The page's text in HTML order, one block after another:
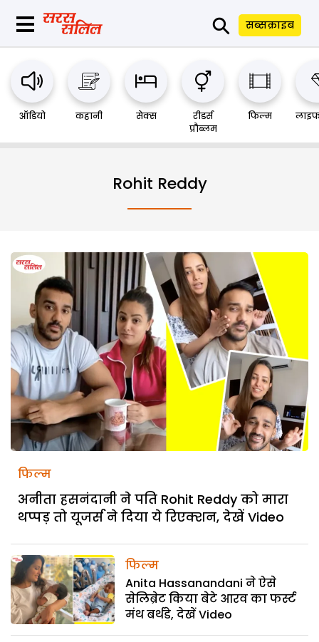
⚲ सब्सक्राइब
ऑडियो कहानी सेक्स
रीडर्स
प्रौब्लम
फिल्म
Rohit Reddy
फिल्म
अनीता हसनंदानी ने पति Rohit Reddy को मारा
थप्पड़ तो यूजर्स ने दिया ये रिएक्शन, देखें Video
फिल्म
Anita Hassanandani ने ऐसे
सेलिब्रेट किया बेटे आरव का फर्स्ट
मंथ बर्थडे, देखें Video